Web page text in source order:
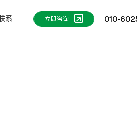
系 立即咨询 010-